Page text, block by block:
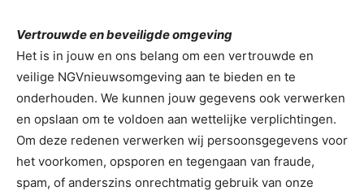
Vertrouwde en beveiligde omgeving
Het is in jouw en ons belang om een vertrouwde en
veilige NGVnieuwsomgeving aan te bieden en te
onderhouden. We kunnen jouw gegevens ook verwerken
en opslaan om te voldoen aan wettelijke verplichtingen.
Om deze redenen verwerken wij persoonsgegevens voor
het voorkomen, opsporen en tegengaan van fraude,
spam, of anderszins onrechtmatig gebruik van onze